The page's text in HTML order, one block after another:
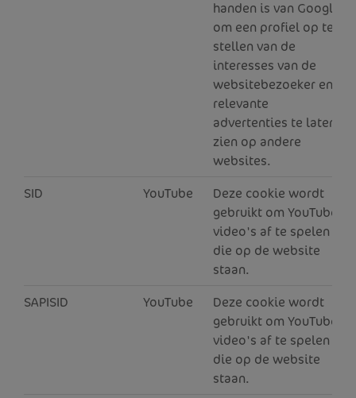
handen is van Google)
om een profiel op te
stellen van de
interesses van de
websitebezoeker en
relevante
advertenties te laten
zien op andere
websites.
SID YouTube
Deze cookie wordt
gebruikt om YouTube-
video's af te spelen
die op de website
staan.
SAPISID YouTube
Deze cookie wordt
gebruikt om YouTube-
video's af te spelen
die op de website
staan.